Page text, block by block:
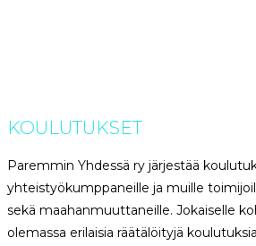
KOULUTUKSET
Paremmin Yhdessä ry järjestää
yhteistyökumppaneille ja muille
sekä maahanmuuttaneille. Jokaiselle
olemassa erilaisia räätälöityjä